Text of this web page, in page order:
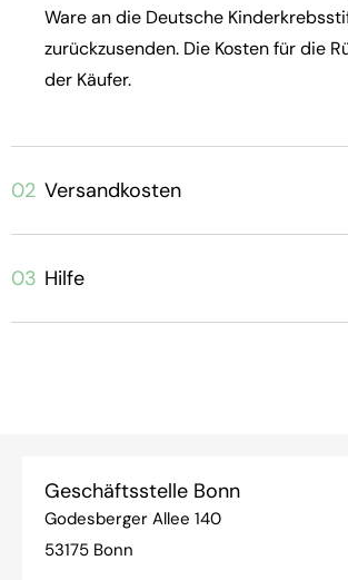
Ware an die Deutsche
zurückzusenden. Die Kosten für die
der Käufer.
02 Versandkosten
03 Hilfe
Geschäftsstelle Bonn
Godesberger Allee 140
53175 Bonn